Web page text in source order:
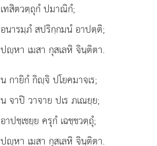
เทสิตวตฺถุกํ ปมาณิกํ;
อนารมฺภํ สปริกฺกมนํ อาปตฺติ;
ปฺหา เมสา กุสเลหิ จินฺติตา.
น กายิกํ กิฺจิ ปโยคมาจเร;
น จาปิ วาจาย ปเร ภเณยฺย;
อาปชฺเชยฺย ครุกํ เฉชฺชวตฺถุํ;
ปฺหา เมสา กุสเลหิ จินฺติตา.